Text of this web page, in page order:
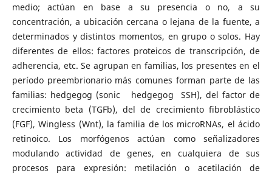
medio; actúan en base a su presencia o no, a su
concentración, a ubicación cercana o lejana de la fuente, a
determinados y distintos momentos, en grupo o solos. Hay
diferentes de ellos: factores proteicos de transcripción, de
adherencia, etc. Se agrupan en familias, los presentes en el
período preembrionario más comunes forman parte de las
familias: hedgegog (sonic hedgegog SSH), del factor de
crecimiento beta (TGFb), del de crecimiento fibroblástico
(FGF), Wingless (Wnt), la familia de los microRNAs, el ácido
retinoico. Los morfógenos actúan como señalizadores
modulando actividad de genes, en cualquiera de sus
procesos para expresión: metilación o acetilación de